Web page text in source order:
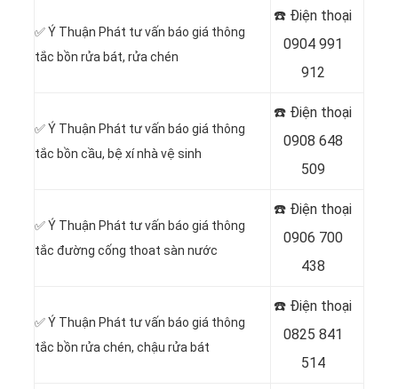
✅ Ý Thuận Phát tư vấn báo giá thông
tắc bồn rửa bát, rửa chén
☎️ Điện thoại
0904 991
912
✅ Ý Thuận Phát tư vấn báo giá thông
tắc bồn cầu, bệ xí nhà vệ sinh
☎️ Điện thoại
0908 648
509
✅ Ý Thuận Phát tư vấn báo giá thông
tắc đường cống thoat sàn nước
☎️ Điện thoại
0906 700
438
✅ Ý Thuận Phát tư vấn báo giá thông
tắc bồn rửa chén, chậu rửa bát
☎️ Điện thoại
0825 841
514